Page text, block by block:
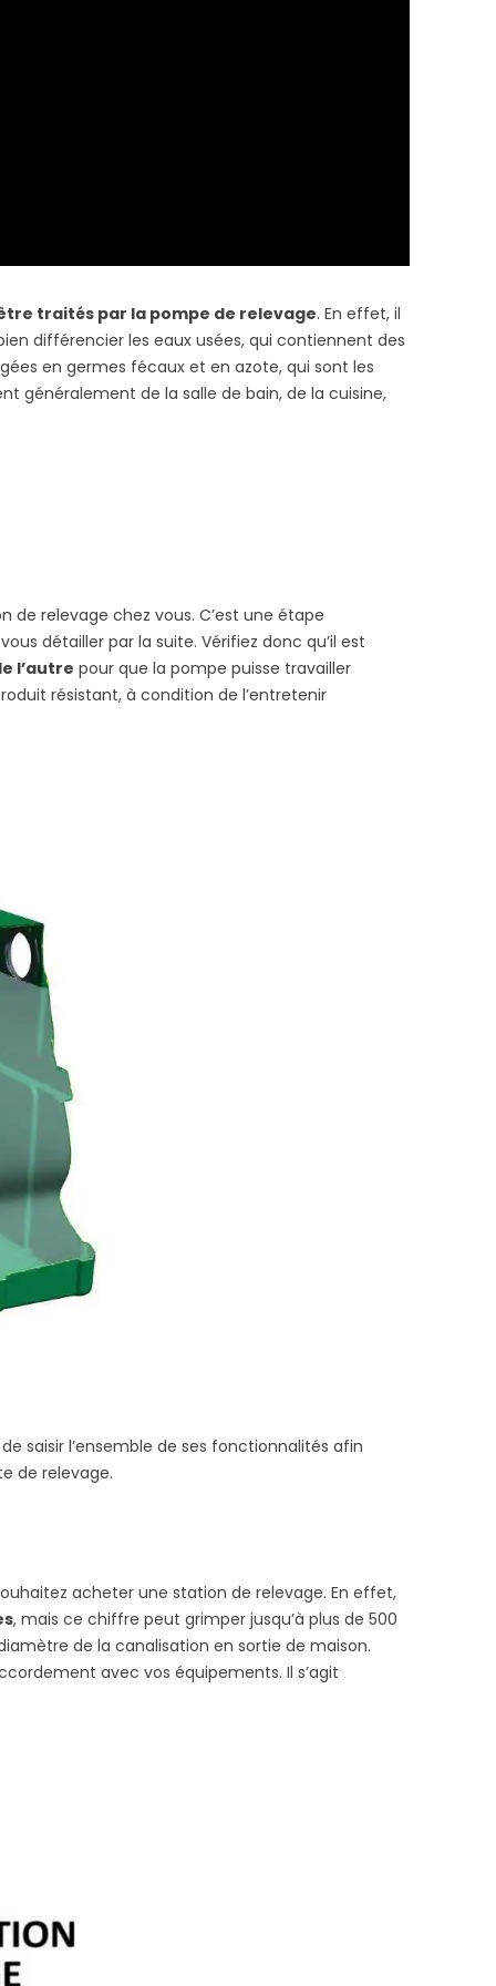
traités par la pompe de relevage. En effet, il
différencier les eaux usées, qui contiennent des
en germes fécaux et en azote, qui sont les
généralement de la salle de bain, de la cuisine,
relevage chez vous. C’est une étape
détailler par la suite. Vérifiez donc qu’il est
l’autre pour que la pompe puisse travailler
résistant, à condition de l’entretenir
saisir l’ensemble de ses fonctionnalités afin
de relevage.
acheter une station de relevage. En effet,
, mais ce chiffre peut grimper jusqu’à plus de 500
de la canalisation en sortie de maison.
avec vos équipements. Il s’agit